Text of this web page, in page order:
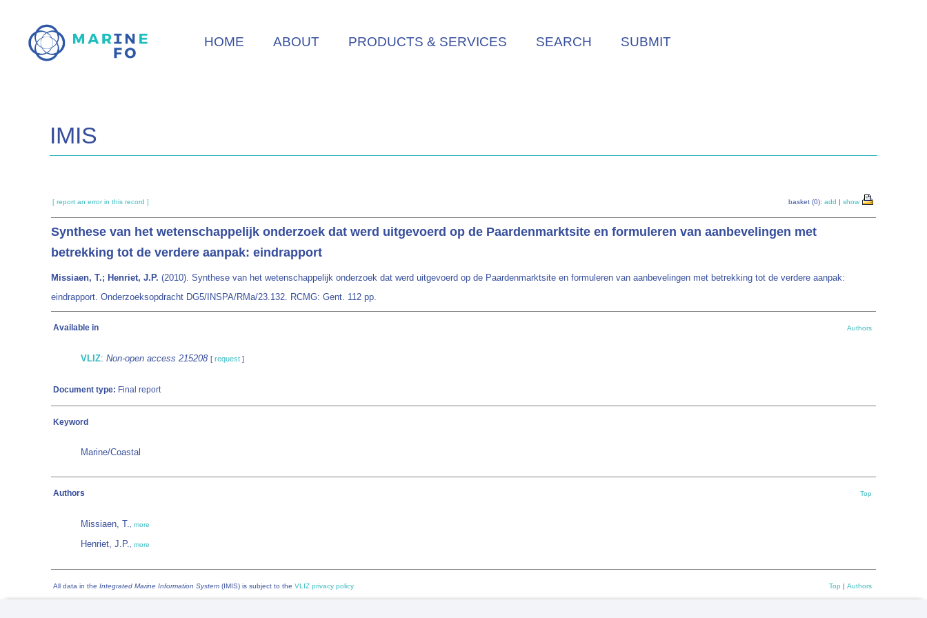
main
HOME ABOUT PRODUCTS & SERVICES SEARCH SUBMIT
IMIS
[ report an error in this record ] basket (0): add | show
Synthese van het wetenschappelijk onderzoek dat werd uitgevoerd op de Paardenmarktsite en formuleren van aanbevelingen met
betrekking tot de verdere aanpak: eindrapport
Missiaen, T.; Henriet, J.P. (2010). Synthese van het wetenschappelijk onderzoek dat werd uitgevoerd op de Paardenmarktsite en formuleren van aanbevelingen met betrekking tot de verdere aanpak:
eindrapport. Onderzoeksopdracht DG5/INSPA/RMa/23.132. RCMG: Gent. 112 pp.
Available in Authors
VLIZ: Non-open access 215208 [ request ]
Document type: Final report
Keyword
Marine/Coastal
Authors Top
Missiaen, T. more
Henriet, J.P. more
All data in the Integrated Marine Information System (IMIS) is subject to the VLIZ privacy policy Top | Authors